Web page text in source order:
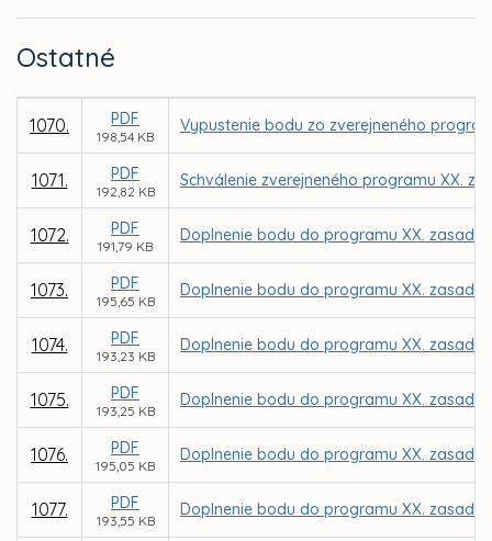
Ostatné
1070. PDF
198,54 KB
Vypustenie bodu zo zverejneného
1071. PDF
192,82 KB
Schválenie zverejneného programu XX.
1072. PDF
191,79 KB
Doplnenie bodu do programu XX.
1073. PDF
195,65 KB
Doplnenie bodu do programu XX.
1074. PDF
193,23 KB
Doplnenie bodu do programu XX.
1075. PDF
193,25 KB
Doplnenie bodu do programu XX.
1076. PDF
195,05 KB
Doplnenie bodu do programu XX.
1077. PDF
193,55 KB
Doplnenie bodu do programu XX.